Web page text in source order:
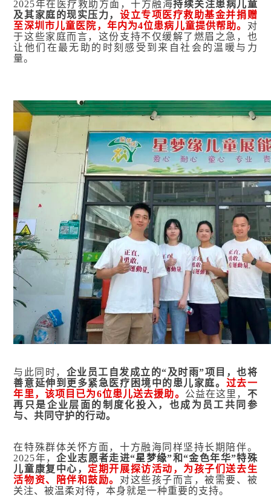
2025年在医疗救助方面，十方融海持续关注患病儿童
及其家庭的现实压力， 设立专项医疗救助基金并捐赠
至深圳市儿童医院，年内为4位患病儿童提供帮助。 对
于这些家庭而言，这份支持不仅缓解了燃眉之急，也
让他们在最无助的时刻感受到来自社会的温暖与力
量。
与此同时， 企业员工自发成立的“及时雨”项目，也将
善意延伸到更多紧急医疗困境中的患儿家庭。 过去一
年里，该项目已为6位患儿送去援助。 公益在这里， 不
再只是企业层面的制度化投入，也成为员工共同参
与、共同守护的行动。
在特殊群体关怀方面，十方融海同样坚持长期陪伴。
2025年，企业志愿者走进“星梦缘”和“金色年华”特殊
儿童康复中心， 定期开展探访活动，为孩子们送去生
活物资、陪伴和鼓励。 对这些孩子而言，被需要、被
关注、被温柔对待，本身就是一种重要的支持。